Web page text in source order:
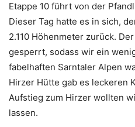
Etappe 10 führt von der
Dieser Tag hatte es in sich,
2.110 Höhenmeter zurück.
gesperrt, sodass wir ein
fabelhaften Sarntaler Alpen
Hirzer Hütte gab es leckeren
Aufstieg zum Hirzer wollten
lassen.